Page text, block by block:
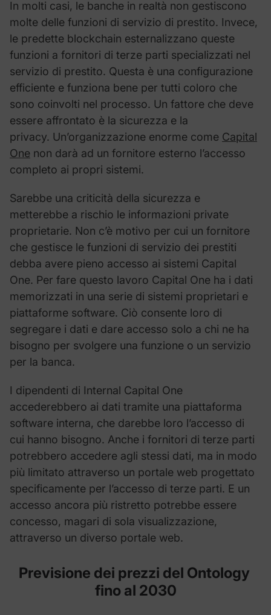
In molti casi, le banche in realtà non gestiscono
molte delle funzioni di servizio di prestito. Invece,
le predette blockchain esternalizzano queste
funzioni a fornitori di terze parti specializzati nel
servizio di prestito. Questa è una configurazione
efficiente e funziona bene per tutti coloro che
sono coinvolti nel processo. Un fattore che deve
essere affrontato è la sicurezza e la
privacy. Un’organizzazione enorme come Capital
One non darà ad un fornitore esterno l’accesso
completo ai propri sistemi.
Sarebbe una criticità della sicurezza e
metterebbe a rischio le informazioni private
proprietarie. Non c’è motivo per cui un fornitore
che gestisce le funzioni di servizio dei prestiti
debba avere pieno accesso ai sistemi Capital
One. Per fare questo lavoro Capital One ha i dati
memorizzati in una serie di sistemi proprietari e
piattaforme software. Ciò consente loro di
segregare i dati e dare accesso solo a chi ne ha
bisogno per svolgere una funzione o un servizio
per la banca.
I dipendenti di Internal Capital One
accederebbero ai dati tramite una piattaforma
software interna, che darebbe loro l’accesso di
cui hanno bisogno. Anche i fornitori di terze parti
potrebbero accedere agli stessi dati, ma in modo
più limitato attraverso un portale web progettato
specificamente per l’accesso di terze parti. E un
accesso ancora più ristretto potrebbe essere
concesso, magari di sola visualizzazione,
attraverso un diverso portale web.
Previsione dei prezzi del Ontology
fino al 2030